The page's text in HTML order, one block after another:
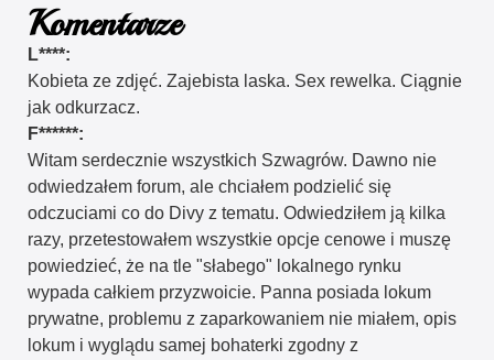
Komentarze
L****:
Kobieta ze zdjęć. Zajebista laska. Sex rewelka. Ciągnie
jak odkurzacz.
F******:
Witam serdecznie wszystkich Szwagrów. Dawno nie
odwiedzałem forum, ale chciałem podzielić się
odczuciami co do Divy z tematu. Odwiedziłem ją kilka
razy, przetestowałem wszystkie opcje cenowe i muszę
powiedzieć, że na tle "słabego" lokalnego rynku
wypada całkiem przyzwoicie. Panna posiada lokum
prywatne, problemu z zaparkowaniem nie miałem, opis
lokum i wyglądu samej bohaterki zgodny z